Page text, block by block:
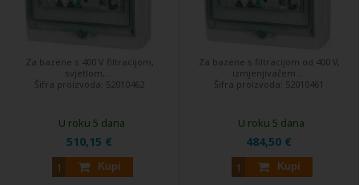
Za bazene s 400 V filtracijom,
svjetlom, ...
Šifra proizvoda: 52010462
510,15 €
Kupi
U roku 5 dana
Za bazene s filtracijom od 400 V,
izmjenjivačem ...
Šifra proizvoda: 52010461
484,50 €
Kupi
U roku 5 dana